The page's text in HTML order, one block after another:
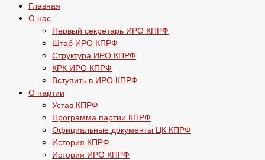
Главная
О нас
Первый секретарь ИРО КПРФ
Штаб ИРО КПРФ
Структура ИРО КПРФ
КРК ИРО КПРФ
Вступить в ИРО КПРФ
О партии
Устав КПРФ
Программа партии КПРФ
Официальные документы ЦК КПРФ
История КПРФ
История ИРО КПРФ